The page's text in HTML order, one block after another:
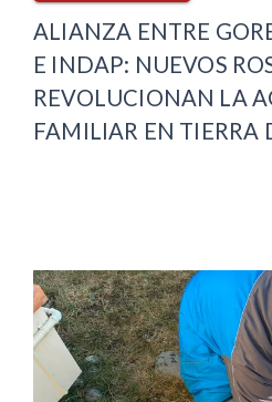
ALIANZA ENTRE
E INDAP: NUEVOS
REVOLUCIONAN LA
FAMILIAR EN TIERRA